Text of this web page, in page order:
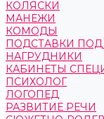
КОЛЯСКИ
МАНЕЖИ
КОМОДЫ
ПОДСТАВКИ
НАГРУДНИКИ
КАБИНЕТЫ
ПСИХОЛОГ
ЛОГОПЕД
РАЗВИТИЕ РЕЧИ